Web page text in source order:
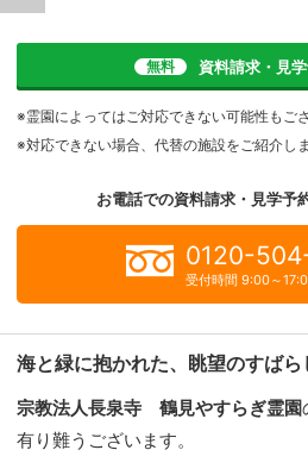
無料 資料請求・見
※霊園によってはご対応できない可能性もご
※対応できない場合、代替の施設をご紹介しま
お電話での資料請求・見学予
0120-
受付時間 9:00～
海と緑に抱かれた、眺望のすばら
宗教法人長泉寺 鶴見やすらぎ霊園
有り難うございます。